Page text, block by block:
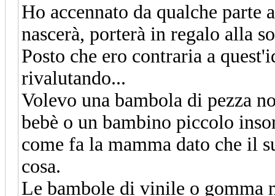
Ho accennato da qualche parte
nascerà, porterà in regalo alla
Posto che ero contraria a
rivalutando...
Volevo una bambola di pezza
bebè o un bambino piccolo
come fa la mamma dato che il
cosa.
Le bambole di vinile o gomma